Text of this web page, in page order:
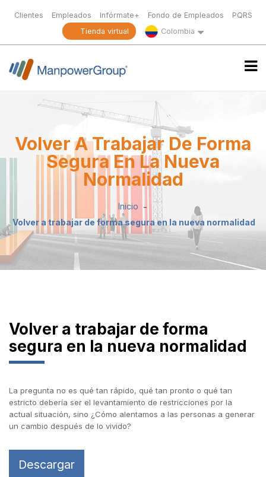
Clientes Empleados Infórmate+ Fondo de Empleados
PQRS
Tienda virtual
Colombia
Volver A Trabajar De Forma
Segura En La Nueva
Normalidad
Inicio
Volver a trabajar de forma segura en la nueva normalidad
Volver a trabajar de forma
segura en la nueva normalidad
La pregunta no es qué tan rápido, qué tan pronto o qué tan
estricto debería ser el levantamiento de restricciones por la
actual situación, sino ¿Cómo alentamos a las personas a generar
un cambio después de lo vivido?
Descargar